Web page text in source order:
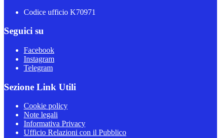
Codice ufficio K70971
Seguici su
Facebook
Instagram
Telegram
Sezione Link Utili
Cookie policy
Note legali
Informativa Privacy
Ufficio Relazioni con il Pubblico